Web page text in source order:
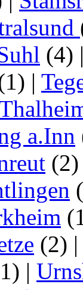
(4)
|
a.Inn
(2)
|